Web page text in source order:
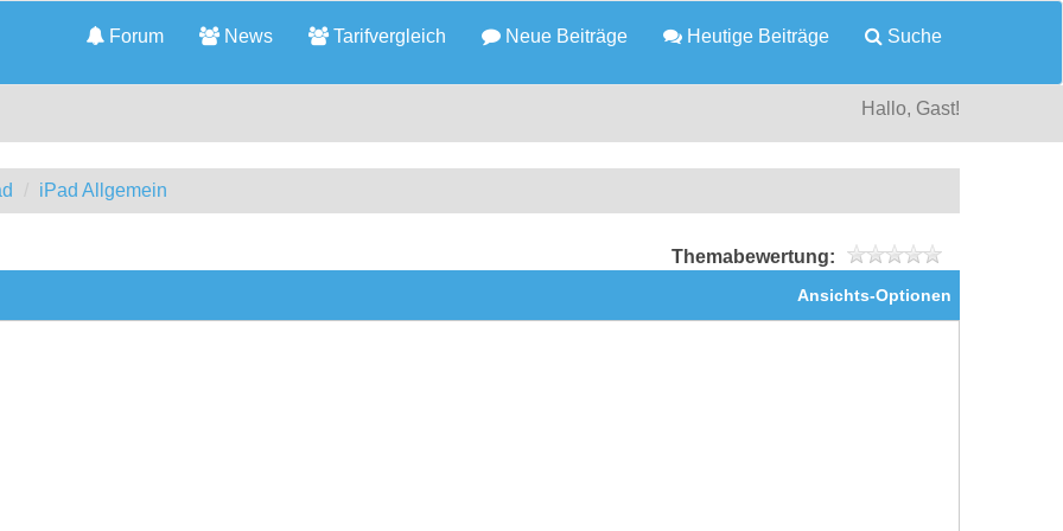
Forum News Tarifvergleich Neue Beiträge Heutige Beiträge Suche
Hallo, Gast!
iPad Allgemein
Themabewertung:
Ansichts-Optionen